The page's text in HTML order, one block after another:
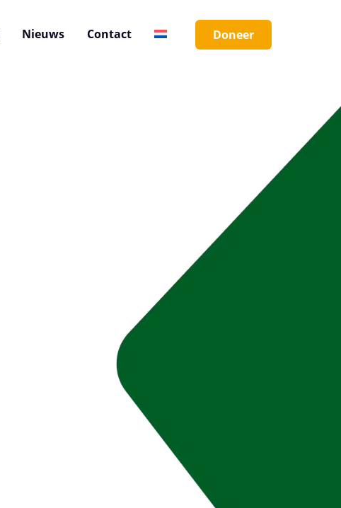
Nieuws Contact Doneer